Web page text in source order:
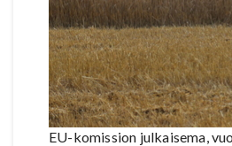
EU-komission julkaisema,